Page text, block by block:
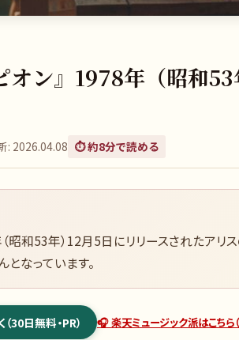
オン』1978年（昭和
: 2026.04.08 ⏱️ 約8分で読める
（昭和53年）12月5日にリリースされたアリ
となっています。
30日無料・PR） 🎧 楽天ミュージック派はこちら（